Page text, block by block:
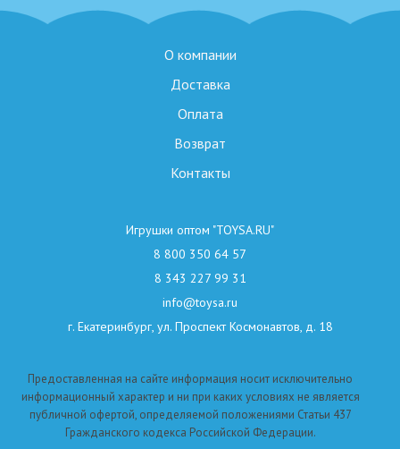
О компании
Доставка
Оплата
Возврат
Контакты
Игрушки оптом "TOYSA.RU"
8 800 350 64 57
8 343 227 99 31
info@toysa.ru
г. Екатеринбург, ул. Проспект Космонавтов, д. 18
Предоставленная на сайте информация носит исключительно
информационный характер и ни при каких условиях не является
публичной офертой, определяемой положениями Статьи 437
Гражданского кодекса Российской Федерации.